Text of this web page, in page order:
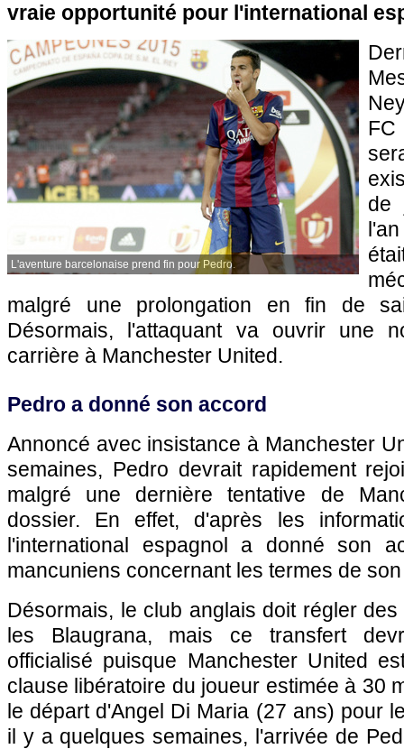
vraie opportunité pour l'international
L'aventure barcelonaise prend fin pour Pedro.
FC
de
malgré une prolongation en fin de
Désormais, l'attaquant va ouvrir une
carrière à Manchester United.
Pedro a donné son accord
Annoncé avec insistance à Manchester
semaines, Pedro devrait rapidement
malgré une dernière tentative de
dossier. En effet, d'après les
l'international espagnol a donné son
mancuniens concernant les termes de
Désormais, le club anglais doit régler
les Blaugrana, mais ce transfert
officialisé puisque Manchester United
clause libératoire du joueur estimée à 30
le départ d'Angel Di Maria (27 ans) pour
il y a quelques semaines, l'arrivée de